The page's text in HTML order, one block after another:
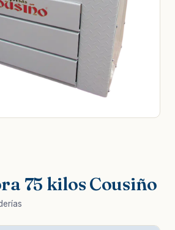
75 kilos Cousiño